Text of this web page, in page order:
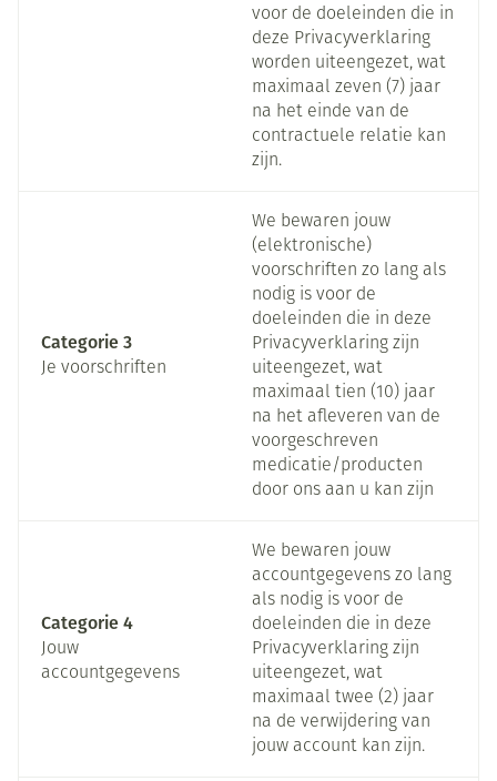
voor de doeleinden die in
deze Privacyverklaring
worden uiteengezet, wat
maximaal zeven (7) jaar
na het einde van de
contractuele relatie kan
zijn.
Categorie 3
Je voorschriften
We bewaren jouw
(elektronische)
voorschriften zo lang als
nodig is voor de
doeleinden die in deze
Privacyverklaring zijn
uiteengezet, wat
maximaal tien (10) jaar
na het afleveren van de
voorgeschreven
medicatie/producten
door ons aan u kan zijn
Categorie 4
Jouw
accountgegevens
We bewaren jouw
accountgegevens zo lang
als nodig is voor de
doeleinden die in deze
Privacyverklaring zijn
uiteengezet, wat
maximaal twee (2) jaar
na de verwijdering van
jouw account kan zijn.